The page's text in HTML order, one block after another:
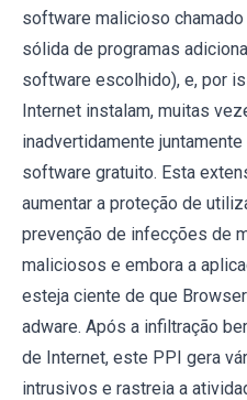
software malicioso
sólida de programas
software escolhido), e, por
Internet instalam, muitas
inadvertidamente
software gratuito. Esta
aumentar a proteção de
prevenção de infecções de
maliciosos e embora a
esteja ciente de que
adware. Após a infiltração
de Internet, este PPI gera
intrusivos e rastreia a